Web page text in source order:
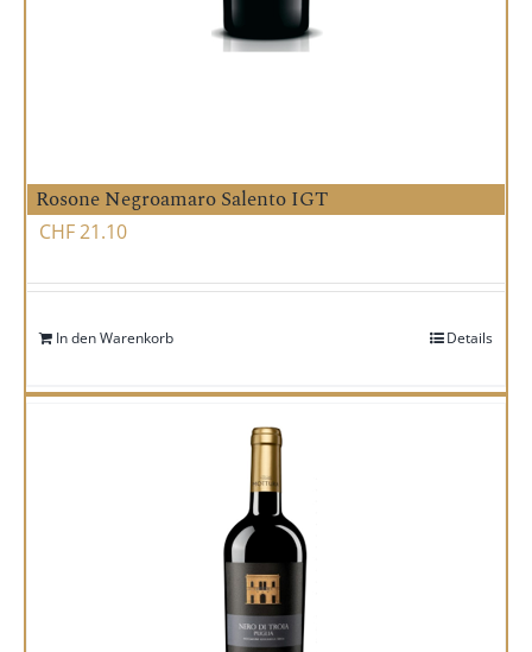
Rosone Negroamaro Salento IGT
CHF21.10
In den Warenkorb Details